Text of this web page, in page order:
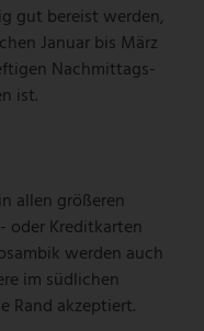
gut bereist werden,
Januar bis März
Nachmittags-
ist.
allen größeren
oder Kreditkarten
werden auch
im südlichen
Rand akzeptiert.